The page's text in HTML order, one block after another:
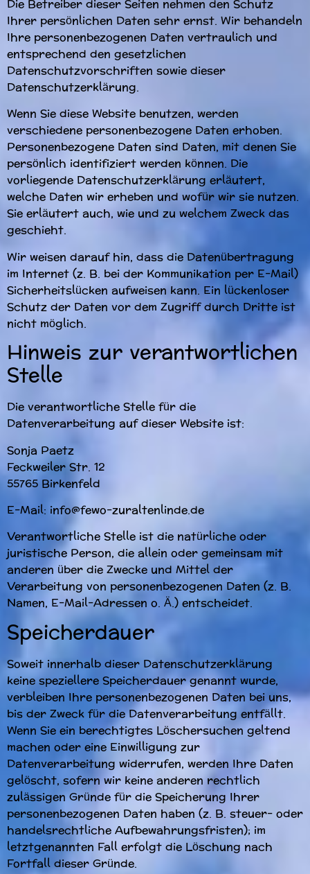
Ihrer persönlichen Daten sehr ernst. Wir behandeln
Ihre personenbezogenen Daten vertraulich und
entsprechend den gesetzlichen
Datenschutzvorschriften sowie dieser
Datenschutzerklärung.
Wenn Sie diese Website benutzen, werden
verschiedene personenbezogene Daten erhoben.
Personenbezogene Daten sind Daten, mit denen Sie
persönlich identifiziert werden können. Die
vorliegende Datenschutzerklärung erläutert,
welche Daten wir erheben und wofür wir sie nutzen.
Sie erläutert auch, wie und zu welchem Zweck das
geschieht.
Wir weisen darauf hin, dass die Datenübertragung
im Internet (z. B. bei der Kommunikation per E-Mail)
Sicherheitslücken aufweisen kann. Ein lückenloser
Schutz der Daten vor dem Zugriff durch Dritte ist
nicht möglich.
Hinweis zur verantwortlichen
Stelle
Die verantwortliche Stelle für die
Datenverarbeitung auf dieser Website ist:
Sonja Paetz
Feckweiler Str. 12
55765 Birkenfeld
E-Mail: info@fewo-zuraltenlinde.de
Verantwortliche Stelle ist die natürliche oder
juristische Person, die allein oder gemeinsam mit
anderen über die Zwecke und Mittel der
Verarbeitung von personenbezogenen Daten (z. B.
Namen, E-Mail-Adressen o. Ä.) entscheidet.
Speicherdauer
Soweit innerhalb dieser Datenschutzerklärung
keine speziellere Speicherdauer genannt wurde,
verbleiben Ihre personenbezogenen Daten bei uns,
bis der Zweck für die Datenverarbeitung entfällt.
Wenn Sie ein berechtigtes Löschersuchen geltend
machen oder eine Einwilligung zur
Datenverarbeitung widerrufen, werden Ihre Daten
gelöscht, sofern wir keine anderen rechtlich
zulässigen Gründe für die Speicherung Ihrer
personenbezogenen Daten haben (z. B. steuer- oder
handelsrechtliche Aufbewahrungsfristen); im
letztgenannten Fall erfolgt die Löschung nach
Fortfall dieser Gründe.